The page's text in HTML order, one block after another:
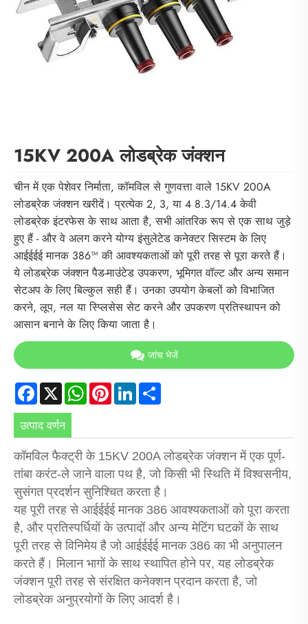
15KV 200A लोडब्रेक जंक्शन
चीन में एक पेशेवर निर्माता, कॉमविल से गुणवत्ता वाले 15KV 200A
लोडब्रेक जंक्शन खरीदें। प्रत्येक 2, 3, या 4 8.3/14.4 केवी
लोडब्रेक इंटरफेस के साथ आता है, सभी आंतरिक रूप से एक साथ जुड़े
हुए हैं - और वे अलग करने योग्य इंसुलेटेड कनेक्टर सिस्टम के लिए
आईईईई मानक 386™ की आवश्यकताओं को पूरी तरह से पूरा करते हैं।
ये लोडब्रेक जंक्शन पैड-माउंटेड उपकरण, भूमिगत वॉल्ट और अन्य समान
सेटअप के लिए बिल्कुल सही हैं। उनका उपयोग केबलों को विभाजित
करने, लूप, नल या स्प्लिसेस सेट करने और उपकरण प्रतिस्थापन को
आसान बनाने के लिए किया जाता है।
जांच भेजें
Facebook
X WhatsApp
PinterestLinkedIn
उत्पाद वर्णन
कॉमविल फैक्ट्री के 15KV 200A लोडब्रेक जंक्शन में एक पूर्ण-
तांबा करंट-ले जाने वाला पथ है, जो किसी भी स्थिति में विश्वसनीय,
सुसंगत प्रदर्शन सुनिश्चित करता है।
यह पूरी तरह से आईईईई मानक 386 आवश्यकताओं को पूरा करता
है, और प्रतिस्पर्धियों के उत्पादों और अन्य मेटिंग घटकों के साथ
पूरी तरह से विनिमेय है जो आईईईई मानक 386 का भी अनुपालन
करते हैं। मिलान भागों के साथ स्थापित होने पर, यह लोडब्रेक
जंक्शन पूरी तरह से संरक्षित कनेक्शन प्रदान करता है, जो
लोडब्रेक अनुप्रयोगों के लिए आदर्श है।